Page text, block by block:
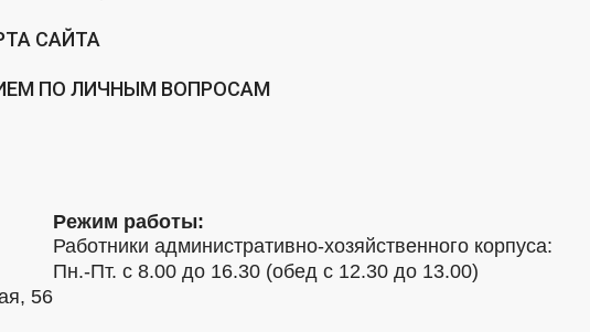
САЙТА
ПО ЛИЧНЫМ ВОПРОСАМ
56
Режим работы:
Работники административно-хозяйственного корпуса:
Пн.-Пт. с 8.00 до 16.30 (обед с 12.30 до 13.00)